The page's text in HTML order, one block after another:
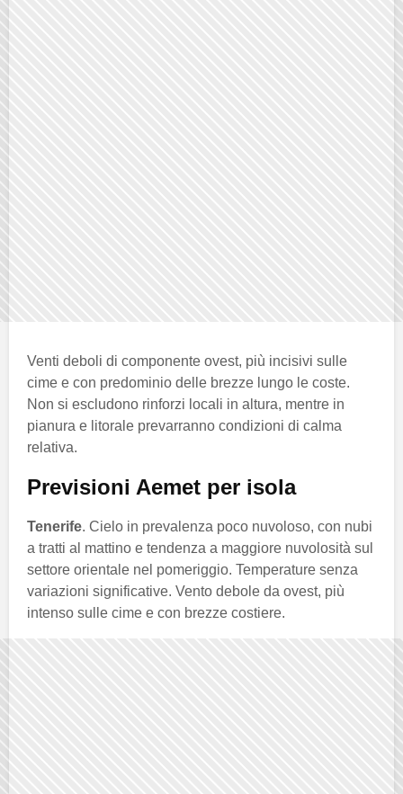
Venti deboli di componente ovest, più incisivi sulle
cime e con predominio delle brezze lungo le coste.
Non si escludono rinforzi locali in altura, mentre in
pianura e litorale prevarranno condizioni di calma
relativa.
Previsioni Aemet per isola
Tenerife. Cielo in prevalenza poco nuvoloso, con nubi
a tratti al mattino e tendenza a maggiore nuvolosità sul
settore orientale nel pomeriggio. Temperature senza
variazioni significative. Vento debole da ovest, più
intenso sulle cime e con brezze costiere.